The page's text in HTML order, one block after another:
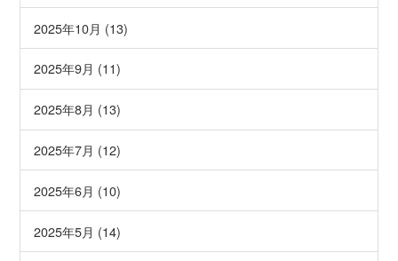
2025年10月 (13)
2025年9月 (11)
2025年8月 (13)
2025年7月 (12)
2025年6月 (10)
2025年5月 (14)